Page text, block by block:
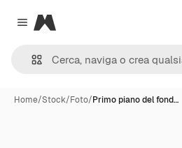
Close menu
Magnific
Home/Stock/Foto/Primo piano del fond…